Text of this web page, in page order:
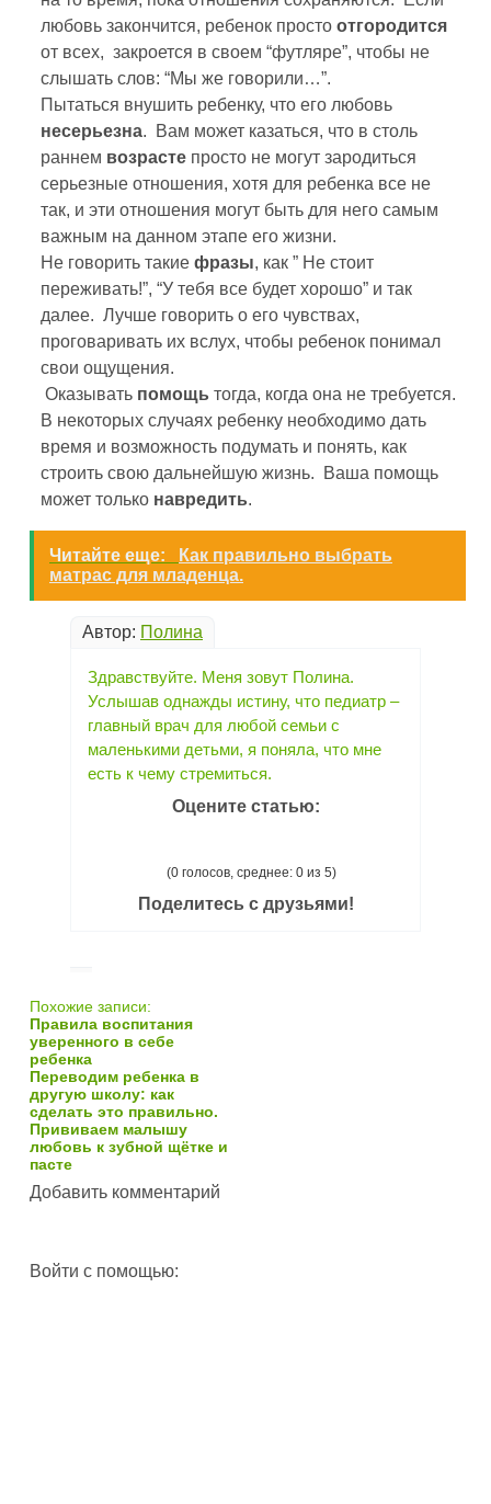
любовь закончится, ребенок просто отгородится
от всех, закроется в своем “футляре”, чтобы не
слышать слов: “Мы же говорили…”.
Пытаться внушить ребенку, что его любовь
несерьезна. Вам может казаться, что в столь
раннем возрасте просто не могут зародиться
серьезные отношения, хотя для ребенка все не
так, и эти отношения могут быть для него самым
важным на данном этапе его жизни.
Не говорить такие фразы, как ” Не стоит
переживать!”, “У тебя все будет хорошо” и так
далее. Лучше говорить о его чувствах,
проговаривать их вслух, чтобы ребенок понимал
свои ощущения.
Оказывать помощь тогда, когда она не требуется.
В некоторых случаях ребенку необходимо дать
время и возможность подумать и понять, как
строить свою дальнейшую жизнь. Ваша помощь
может только навредить.
Читайте еще:
Как правильно выбрать
матрас для младенца.
Автор: Полина
Здравствуйте. Меня зовут Полина.
Услышав однажды истину, что педиатр –
главный врач для любой семьи с
маленькими детьми, я поняла, что мне
есть к чему стремиться.
Оцените статью:
(0 голосов, среднее: 0 из 5)
Поделитесь с друзьями!
Похожие записи:
Правила воспитания
уверенного в себе
ребенка
Переводим ребенка в
другую школу: как
сделать это правильно.
Прививаем малышу
любовь к зубной щётке и
пасте
Добавить комментарий
Войти с помощью: